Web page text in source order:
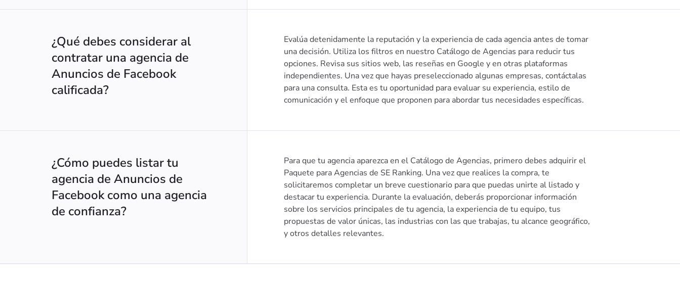
¿Qué debes considerar al
contratar una agencia de
Anuncios de Facebook
calificada?
Evalúa detenidamente la reputación y la experiencia de cada agencia antes de tomar
una decisión. Utiliza los filtros en nuestro Catálogo de Agencias para reducir tus
opciones. Revisa sus sitios web, las reseñas en Google y en otras plataformas
independientes. Una vez que hayas preseleccionado algunas empresas, contáctalas
para una consulta. Esta es tu oportunidad para evaluar su experiencia, estilo de
comunicación y el enfoque que proponen para abordar tus necesidades específicas.
¿Cómo puedes listar tu
agencia de Anuncios de
Facebook como una agencia
de confianza?
Para que tu agencia aparezca en el Catálogo de Agencias, primero debes adquirir el
Paquete para Agencias de SE Ranking. Una vez que realices la compra, te
solicitaremos completar un breve cuestionario para que puedas unirte al listado y
destacar tu experiencia. Durante la evaluación, deberás proporcionar información
sobre los servicios principales de tu agencia, la experiencia de tu equipo, tus
propuestas de valor únicas, las industrias con las que trabajas, tu alcance geográfico,
y otros detalles relevantes.